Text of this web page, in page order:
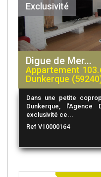
Exclusivité
Digue de Mer...
Appartement
Dunkerque
Dans une petite
Dunkerque, l'Agence
exclusivité ce...
Ref V10000164